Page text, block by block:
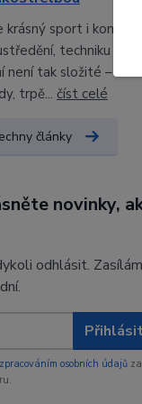
sport i koníček,
techniku a
není tak složité –
trpě... číst celé
články
novinky,
odhlásit.
zpracováním osobních údajů